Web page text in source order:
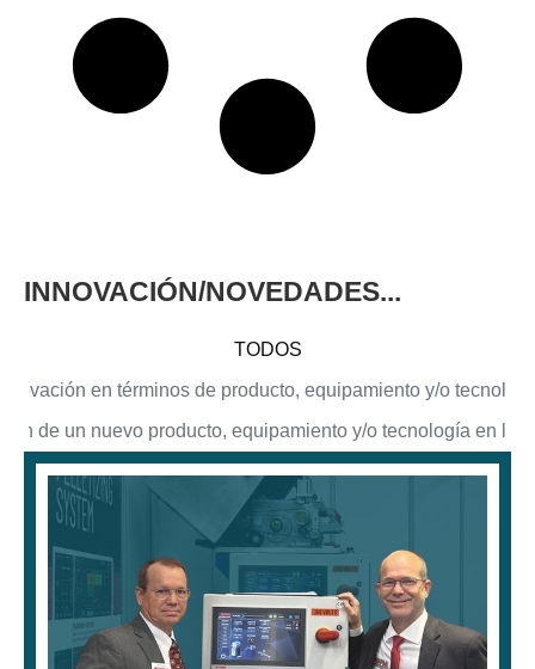
INNOVACIÓN/NOVEDADES...
en términos de producto, equipamiento y/o
de un nuevo producto, equipamiento y/o tecnología en la
TODOS